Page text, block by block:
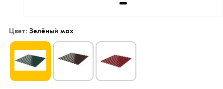
Цвет: Зелёный мох